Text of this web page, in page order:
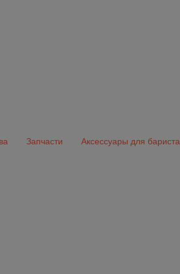
Запчасти Аксессуары для бариста